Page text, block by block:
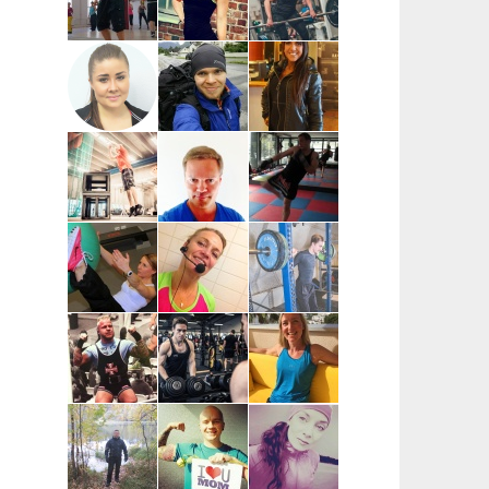
Pia Mäensivu
| Uusimaa
Niina
Nevalainen |
Uusimaa,
Hyvinkää
Voima-Katja |
Pääkaupunkiseutu,
Etävalmennus
Mari Reijonen
| Espoo,
Helsinki,
Vantaa
Jyri
Heiskanen |
Helsinki
Katarina
Tapaninmäki |
Uusimaa,
Kerava (kysy
myös muita)
Ilkka Häggman |
Pääkaupunkiseutu
Juha Simola |
Uusimaa
Esa Tirkkonen
| Helsinki,
Espoo,
Vantaa,
Kauniainen
Meri Saarinen
| Helsinki
(Arabia ja Itä-
ja Pohjois-
Helsinki)
Pia Lindén-Linna |
Pääkaupunkiseutu
Ville Siukkola
| Tampere,
Pirkkala,
Kangasala
Jani
Suopanki |
Rovaniemi,
Lappi
Joonas Hautamäki
| Vantaa,
pääkaupunkiseutu
Elina
Silverang |
Espoo,
Helsinki,
Kauniainen,